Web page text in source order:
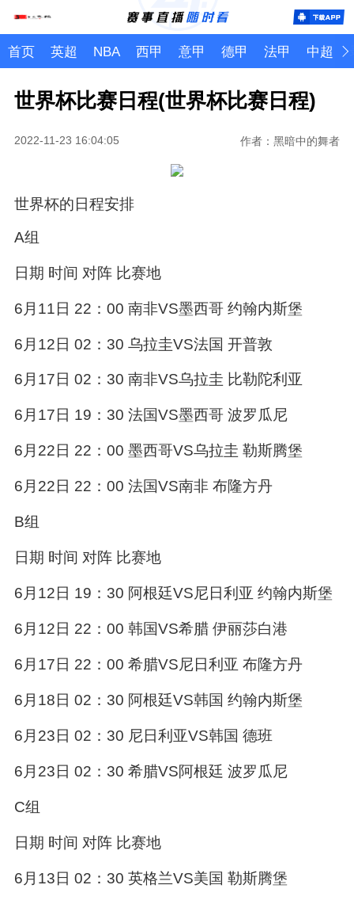
首页 英超 NBA 西甲 意甲 德甲 法甲 中超
世界杯比赛日程(世界杯比赛日程)
2022-11-23 16:04:05 作者：黑暗中的舞者
世界杯的日程安排
A组
日期 时间 对阵 比赛地
6月11日 22：00 南非VS墨西哥 约翰内斯堡
6月12日 02：30 乌拉圭VS法国 开普敦
6月17日 02：30 南非VS乌拉圭 比勒陀利亚
6月17日 19：30 法国VS墨西哥 波罗瓜尼
6月22日 22：00 墨西哥VS乌拉圭 勒斯腾堡
6月22日 22：00 法国VS南非 布隆方丹
B组
日期 时间 对阵 比赛地
6月12日 19：30 阿根廷VS尼日利亚 约翰内斯堡
6月12日 22：00 韩国VS希腊 伊丽莎白港
6月17日 22：00 希腊VS尼日利亚 布隆方丹
6月18日 02：30 阿根廷VS韩国 约翰内斯堡
6月23日 02：30 尼日利亚VS韩国 德班
6月23日 02：30 希腊VS阿根廷 波罗瓜尼
C组
日期 时间 对阵 比赛地
6月13日 02：30 英格兰VS美国 勒斯腾堡